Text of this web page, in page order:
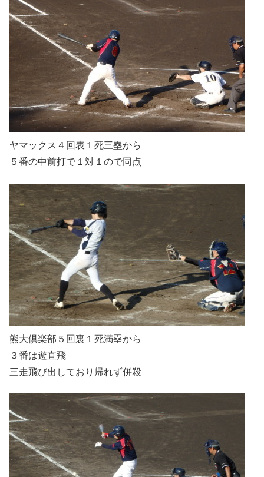
ヤマックス４回表１死三塁から
５番の中前打で１対１ので同点
熊大倶楽部５回裏１死満塁から
３番は遊直飛
三走飛び出しており帰れず併殺